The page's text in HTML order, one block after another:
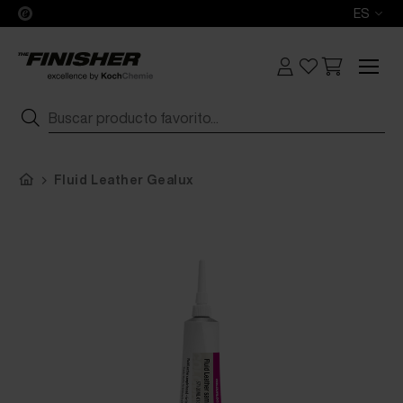
ES
Fluid Leather Gealux